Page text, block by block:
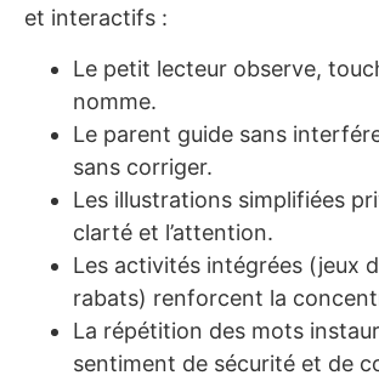
et interactifs :
Le petit lecteur observe,
nomme.
Le parent guide sans
sans corriger.
Les illustrations simplifiées
clarté et l’attention.
Les activités intégrées (jeux
rabats) renforcent la
La répétition des mots
sentiment de sécurité et de